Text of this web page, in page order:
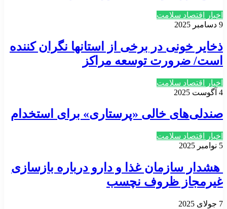
اخبار اقتصاد سلامت
9 دسامبر 2025
ذخایر خونی در برخی از استانها نگران کننده
است/ ضرورت توسعه مراکز
اخبار اقتصاد سلامت
4 آگوست 2025
صندلی‌های خالی «پرستاری» برای استخدام
اخبار اقتصاد سلامت
5 نوامبر 2025
هشدار سازمان غذا و دارو درباره بازسازی
غیرمجاز ظروف نچسب
7 جولای 2025